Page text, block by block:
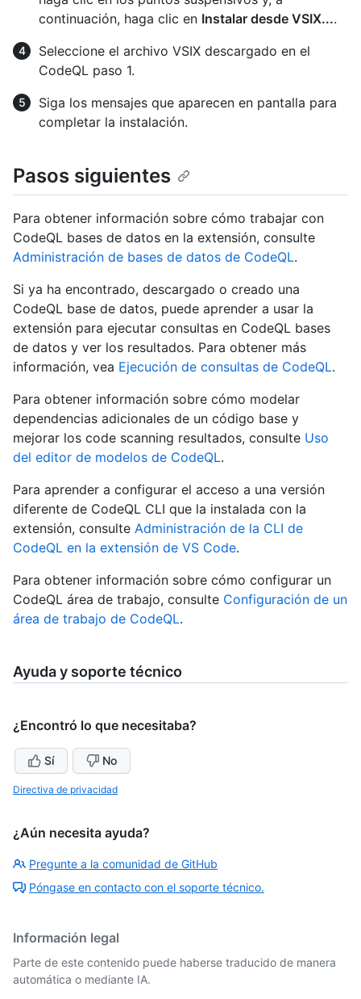
continuación, haga clic en Instalar desde VSIX....
Seleccione el archivo VSIX descargado en el
CodeQL paso 1.
Siga los mensajes que aparecen en pantalla para
completar la instalación.
Pasos siguientes
Para obtener información sobre cómo trabajar con
CodeQL bases de datos en la extensión, consulte
Administración de bases de datos de CodeQL.
Si ya ha encontrado, descargado o creado una
CodeQL base de datos, puede aprender a usar la
extensión para ejecutar consultas en CodeQL bases
de datos y ver los resultados. Para obtener más
información, vea Ejecución de consultas de CodeQL.
Para obtener información sobre cómo modelar
dependencias adicionales de un código base y
mejorar los code scanning resultados, consulte Uso
del editor de modelos de CodeQL.
Para aprender a configurar el acceso a una versión
diferente de CodeQL CLI que la instalada con la
extensión, consulte Administración de la CLI de
CodeQL en la extensión de VS Code.
Para obtener información sobre cómo configurar un
CodeQL área de trabajo, consulte Configuración de un
área de trabajo de CodeQL.
Ayuda y soporte técnico
¿Encontró lo que necesitaba?
Sí No
Directiva de privacidad
¿Aún necesita ayuda?
Pregunte a la comunidad de GitHub
Póngase en contacto con el soporte técnico.
Información legal
Parte de este contenido puede haberse traducido de manera
automática o mediante IA.